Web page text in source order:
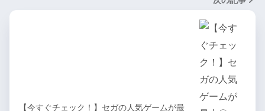
【今すぐチェック！】セガの人気ゲームが最